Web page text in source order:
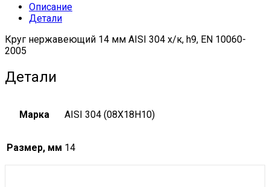
Описание
Детали
Круг нержавеющий 14 мм AISI 304 х/к, h9, EN 10060-
2005
Детали
Марка AISI 304 (08Х18Н10)
Размер, мм 14